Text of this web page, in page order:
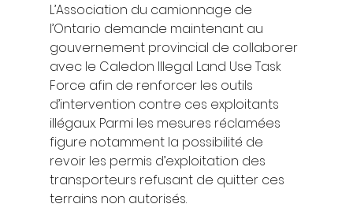
L’Association du camionnage de
l’Ontario demande maintenant au
gouvernement provincial de collaborer
avec le Caledon Illegal Land Use Task
Force afin de renforcer les outils
d’intervention contre ces exploitants
illégaux. Parmi les mesures réclamées
figure notamment la possibilité de
revoir les permis d’exploitation des
transporteurs refusant de quitter ces
terrains non autorisés.